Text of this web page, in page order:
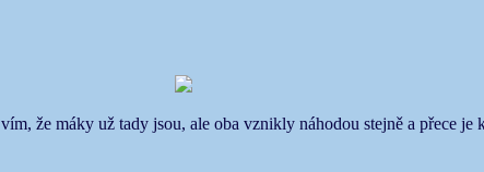
že máky už tady jsou, ale oba vznikly náhodou stejně a přece